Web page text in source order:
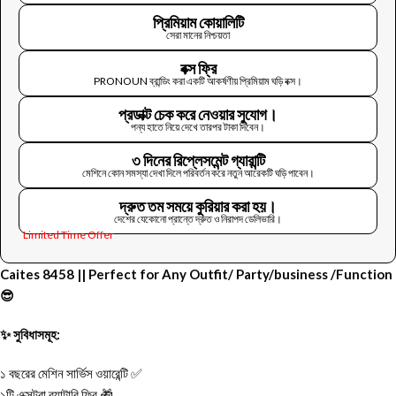
প্রিমিয়াম কোয়ালিটি
সেরা মানের নিশ্চয়তা
বক্স ফ্রি
PRONOUN ব্রান্ডিং করা একটি আকর্ষণীয় প্রিমিয়াম ঘড়ি বক্স।
প্রডাক্ট চেক করে নেওয়ার সুযোগ।
পন্য হাতে নিয়ে দেখে তারপর টাকা দিবেন।
৩ দিনের রিপ্লেসমেন্ট গ্যারান্টি
মেশিনে কোন সমস্যা দেখা দিলে পরিবর্তন করে নতুন আরেকটি ঘড়ি পাবেন।
দ্রুত তম সময়ে কুরিয়ার করা হয়।
দেশের যেকোনো প্রান্তে দ্রুত ও নিরাপদ ডেলিভারি।
Limited Time Offer
Caites 8458 || Perfect for Any Outfit/ Party/business /Function
😎
✨ সুবিধাসমূহ:
১ বছরের মেশিন সার্ভিস ওয়ারেন্টি ✅